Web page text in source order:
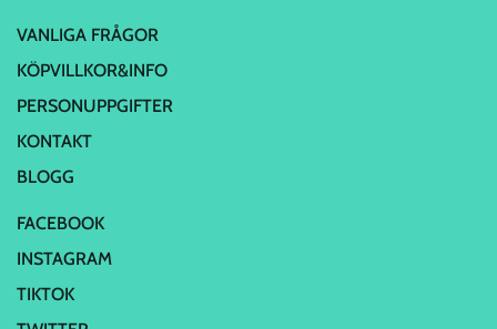
VANLIGA FRÅGOR
KÖPVILLKOR&INFO
PERSONUPPGIFTER
KONTAKT
BLOGG
FACEBOOK
INSTAGRAM
TIKTOK